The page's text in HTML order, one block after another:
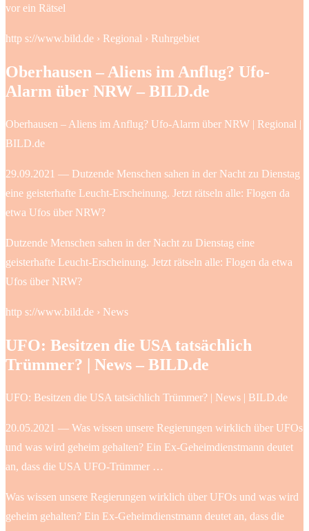
vor ein Rätsel
http s://www.bild.de › Regional › Ruhrgebiet
Oberhausen – Aliens im Anflug? Ufo-
Alarm über NRW – BILD.de
Oberhausen – Aliens im Anflug? Ufo-Alarm über NRW | Regional |
BILD.de
29.09.2021 — Dutzende Menschen sahen in der Nacht zu Dienstag
eine geisterhafte Leucht-Erscheinung. Jetzt rätseln alle: Flogen da
etwa Ufos über NRW?
Dutzende Menschen sahen in der Nacht zu Dienstag eine
geisterhafte Leucht-Erscheinung. Jetzt rätseln alle: Flogen da etwa
Ufos über NRW?
http s://www.bild.de › News
UFO: Besitzen die USA tatsächlich
Trümmer? | News – BILD.de
UFO: Besitzen die USA tatsächlich Trümmer? | News | BILD.de
20.05.2021 — Was wissen unsere Regierungen wirklich über UFOs
und was wird geheim gehalten? Ein Ex-Geheimdienstmann deutet
an, dass die USA UFO-Trümmer …
Was wissen unsere Regierungen wirklich über UFOs und was wird
geheim gehalten? Ein Ex-Geheimdienstmann deutet an, dass die